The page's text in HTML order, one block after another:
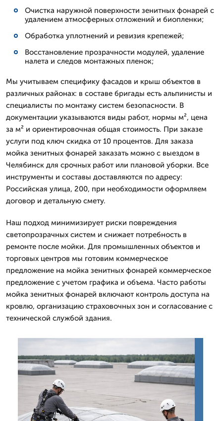
Очистка наружной поверхности зенитных фонарей с
удалением атмосферных отложений и биопленки;
Обработка уплотнений и ревизия крепежей;
Восстановление прозрачности модулей, удаление
налета и следов монтажных пленок;
Мы учитываем специфику фасадов и крыш объектов в
различных районах: в составе бригады есть альпинисты и
специалисты по монтажу систем безопасности. В
документации указываются виды работ, нормы м², цена
за м² и ориентировочная общая стоимость. При заказе
услуги под ключ скидка от 10 процентов. Для заказа
мойка зенитных фонарей заказать можно с выездом в
Челябинск для срочных работ или плановой уборки. Все
инструменты и составы доставляются по адресу:
Российская улица, 200, при необходимости оформляем
договор и детальную смету.
Наш подход минимизирует риски повреждения
светопрозрачных систем и снижает потребность в
ремонте после мойки. Для промышленных объектов и
торговых центров мы готовим коммерческое
предложение на мойка зенитных фонарей коммерческое
предложение с учетом графика и объема. Часто работы
мойка зенитных фонарей включают контроль доступа на
кровлю, организацию страховочных зон и согласование с
технической службой здания.